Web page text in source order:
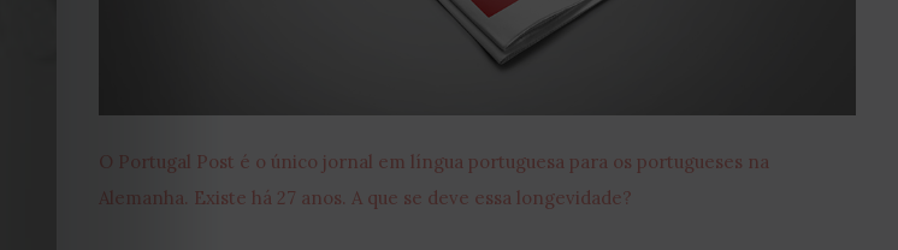
O Portugal Post é o único jornal em língua portuguesa para os portugueses na
Alemanha. Existe há 27 anos. A que se deve essa longevidade?